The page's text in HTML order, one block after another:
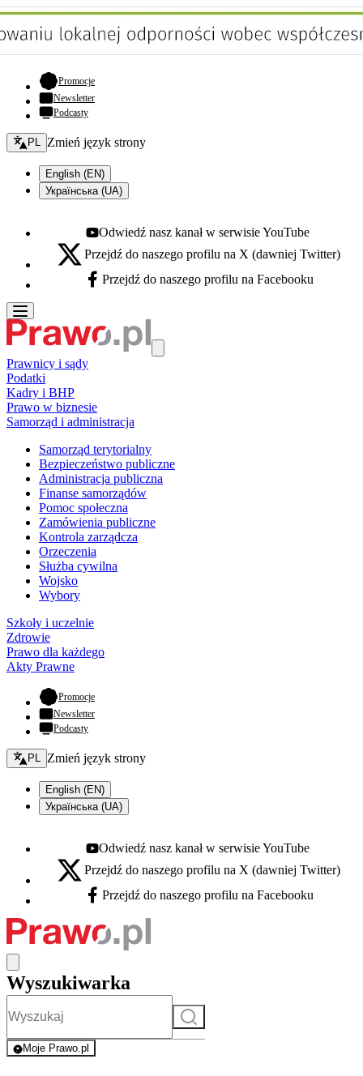
Promocje- otwiera się w nowej karcie
Newsletter
Podcasty
Zmień język - bieżący:
PL Zmień język strony
English (EN)
Українська (UA)
Youtube - otwiera się w nowej karcie
Odwiedź nasz kanał w serwisie YouTube
X - otwiera się w nowej karcie
Przejdź do naszego profilu na X (dawniej Twitter)
Facebook - otwiera się w nowej karcie
Przejdź do naszego profilu na Facebooku
Prawnicy i sądy
Podatki
Kadry i BHP
Prawo w biznesie
Samorząd i administracja
Samorząd terytorialny
Bezpieczeństwo publiczne
Administracja publiczna
Finanse samorządów
Pomoc społeczna
Zamówienia publiczne
Kontrola zarządcza
Orzeczenia
Służba cywilna
Wojsko
Wybory
Szkoły i uczelnie
Zdrowie
Prawo dla każdego
Akty Prawne
Promocje- otwiera się w nowej karcie
Newsletter
Podcasty
Zmień język - bieżący:
PL Zmień język strony
English (EN)
Українська (UA)
Youtube - otwiera się w nowej karcie
Odwiedź nasz kanał w serwisie YouTube
X - otwiera się w nowej karcie
Przejdź do naszego profilu na X (dawniej Twitter)
Facebook - otwiera się w nowej karcie
Przejdź do naszego profilu na Facebooku
Wyszukiwarka
Szukaj
Moje Prawo.pl
- rejestracja i logowanie do serwisu